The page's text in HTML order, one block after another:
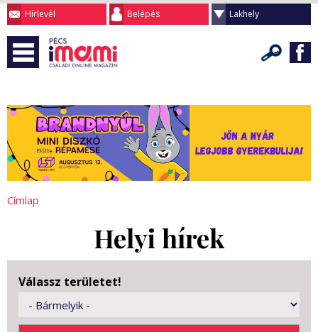
Hírlevél Belépés Lakhely
Címlap
Helyi hírek
Válassz területet!